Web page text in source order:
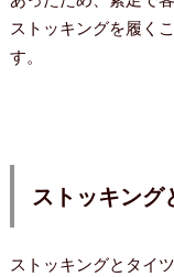
ストッキングを履く
す。
ストッキング
ストッキングとタイ